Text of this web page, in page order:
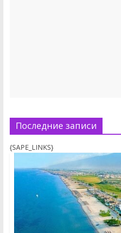
Последние записи
{SAPE_LINKS}